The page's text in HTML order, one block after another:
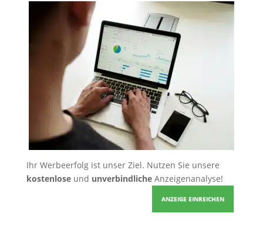
Ihr Werbeerfolg ist unser Ziel. Nutzen Sie unsere
kostenloseund unverbindlicheAnzeigenanalyse!
ANZEIGE EINREICHEN